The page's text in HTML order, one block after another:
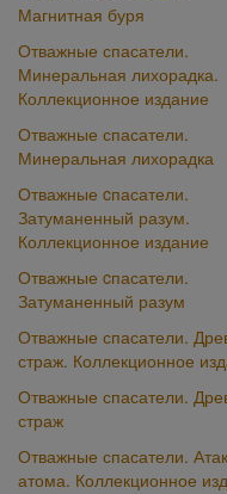
Магнитная буря
Отважные спасатели.
Минеральная лихорадка.
Коллекционное издание
Отважные спасатели.
Минеральная лихорадка
Отважные cпасатели.
Затуманенный разум.
Коллекционное издание
Отважные cпасатели.
Затуманенный разум
Отважные спасатели.
страж. Коллекционное
Отважные спасатели.
страж
Отважные спасатели.
атома. Коллекционное